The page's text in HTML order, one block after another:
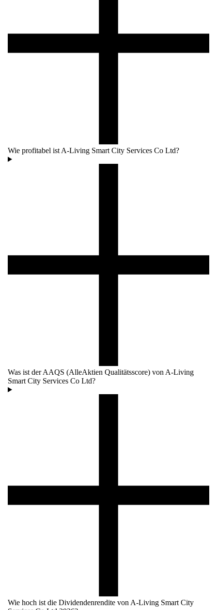
Wie profitabel ist A-Living Smart City Services Co Ltd?
Was ist der AAQS (AlleAktien Qualitätsscore) von A-Living
Smart City Services Co Ltd?
Wie hoch ist die Dividendenrendite von A-Living Smart City